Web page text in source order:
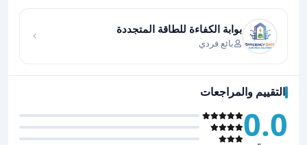
بوابة الكفاءة للطاقة المتجددة
بائع فردي
التقييم والمراجعات
0.0